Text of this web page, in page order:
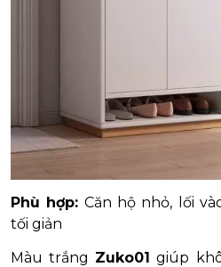
Phù hợp: Căn hộ nhỏ, lối
tối giản
Màu trắng Zuko01 giúp